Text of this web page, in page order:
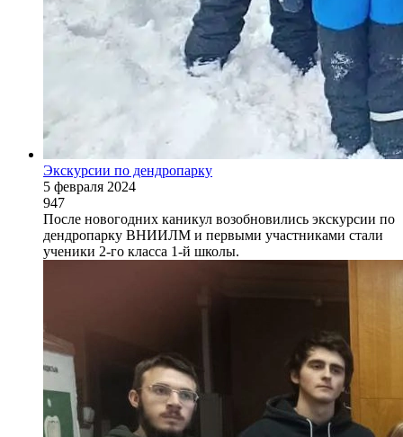
Экскурсии по дендропарку
5 февраля 2024
947
После новогодних каникул возобновились экскурсии по
дендропарку ВНИИЛМ и первыми участниками стали
ученики 2-го класса 1-й школы.